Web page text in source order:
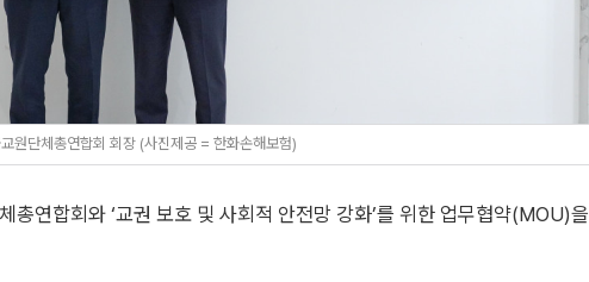
원단체총연합회 회장 (사진제공 = 한화손해보험)
총연합회와 ‘교권 보호 및 사회적 안전망 강화’를 위한 업무협약(MOU)을